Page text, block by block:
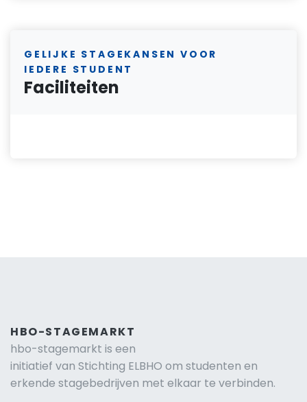
GELIJKE STAGEKANSEN VOOR
IEDERE STUDENT
Faciliteiten
HBO-STAGEMARKT
hbo-stagemarkt is een
initiatief van Stichting ELBHO om studenten en
erkende stagebedrijven met elkaar te verbinden.